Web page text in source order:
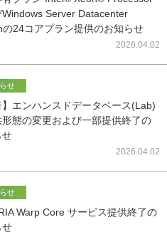
Windows Server Datacenter
の24コアプラン提供のお知らせ
2026.04.02
せ
】エンハンスドデータベース(Lab)
形態の変更および一部提供終了の
せ
2026.04.02
せ
Warp Core サービス提供終了の
せ